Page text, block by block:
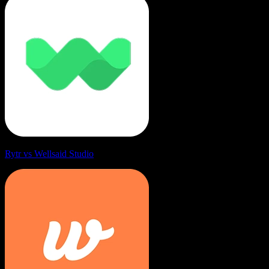
Rytr vs Wellsaid Studio